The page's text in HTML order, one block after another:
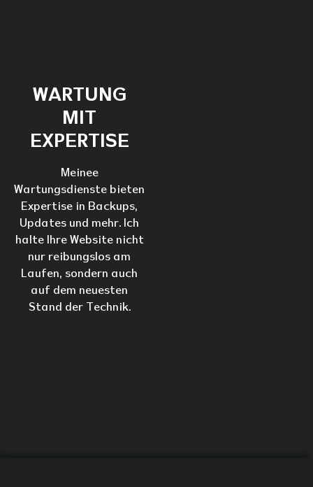
WARTUNG
MIT
EXPERTISE
Meinee
Wartungsdienste bieten
Expertise in Backups,
Updates und mehr. Ich
halte Ihre Website nicht
nur reibungslos am
Laufen, sondern auch
auf dem neuesten
Stand der Technik.